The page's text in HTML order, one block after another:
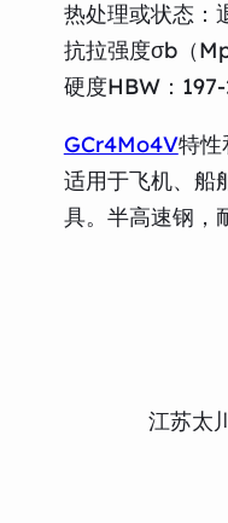
热处理或状态：
抗拉强度σb（
硬度HBW：
GCr4Mo4V特性
适用于飞机、船
具。半高速钢，
江苏太